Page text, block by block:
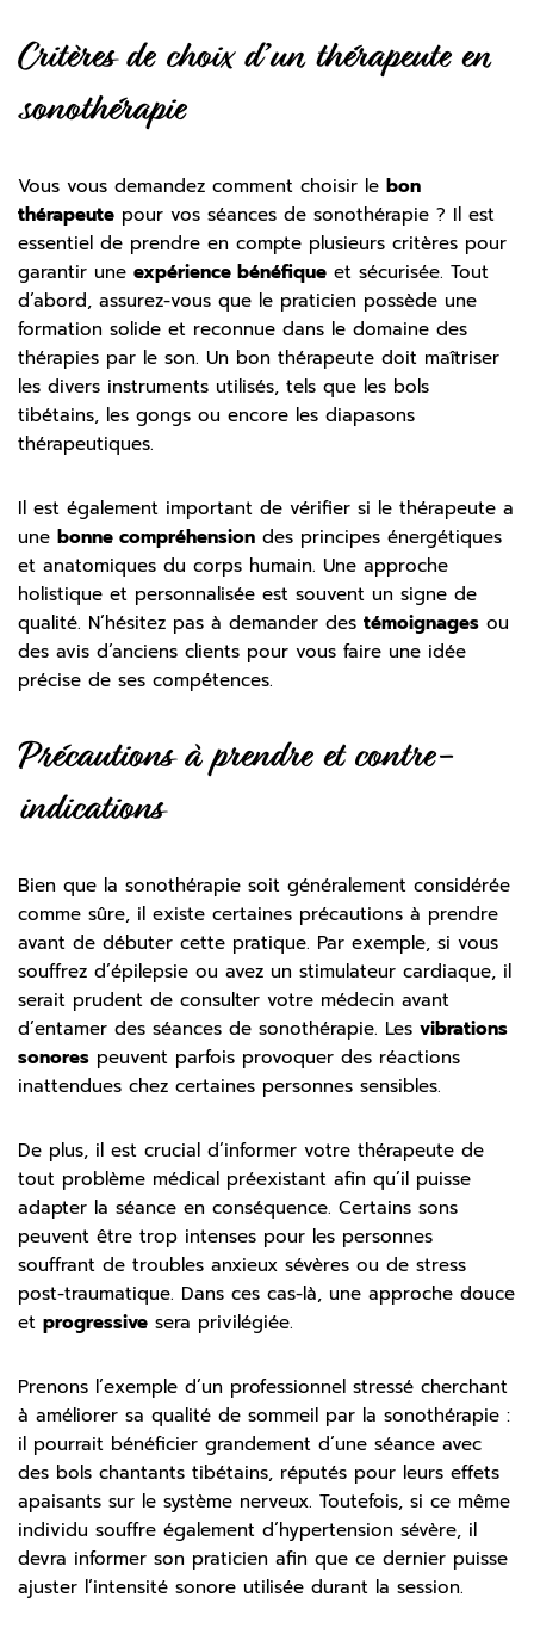
Critères de choix d’un thérapeute en
sonothérapie
Vous vous demandez comment choisir le bon
thérapeute pour vos séances de sonothérapie ? Il est
essentiel de prendre en compte plusieurs critères pour
garantir une expérience bénéfique et sécurisée. Tout
d’abord, assurez-vous que le praticien possède une
formation solide et reconnue dans le domaine des
thérapies par le son. Un bon thérapeute doit maîtriser
les divers instruments utilisés, tels que les bols
tibétains, les gongs ou encore les diapasons
thérapeutiques.
Il est également important de vérifier si le thérapeute a
une bonne compréhension des principes énergétiques
et anatomiques du corps humain. Une approche
holistique et personnalisée est souvent un signe de
qualité. N’hésitez pas à demander des témoignages ou
des avis d’anciens clients pour vous faire une idée
précise de ses compétences.
Précautions à prendre et contre-
indications
Bien que la sonothérapie soit généralement considérée
comme sûre, il existe certaines précautions à prendre
avant de débuter cette pratique. Par exemple, si vous
souffrez d’épilepsie ou avez un stimulateur cardiaque, il
serait prudent de consulter votre médecin avant
d’entamer des séances de sonothérapie. Les vibrations
sonores peuvent parfois provoquer des réactions
inattendues chez certaines personnes sensibles.
De plus, il est crucial d’informer votre thérapeute de
tout problème médical préexistant afin qu’il puisse
adapter la séance en conséquence. Certains sons
peuvent être trop intenses pour les personnes
souffrant de troubles anxieux sévères ou de stress
post-traumatique. Dans ces cas-là, une approche douce
et progressive sera privilégiée.
Prenons l’exemple d’un professionnel stressé cherchant
à améliorer sa qualité de sommeil par la sonothérapie :
il pourrait bénéficier grandement d’une séance avec
des bols chantants tibétains, réputés pour leurs effets
apaisants sur le système nerveux. Toutefois, si ce même
individu souffre également d’hypertension sévère, il
devra informer son praticien afin que ce dernier puisse
ajuster l’intensité sonore utilisée durant la session.